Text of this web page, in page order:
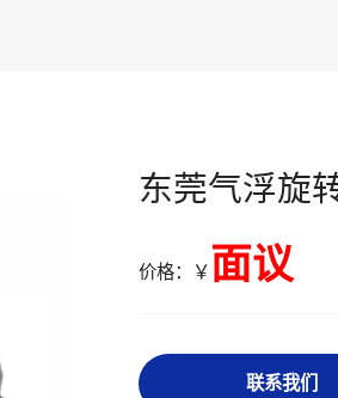
东莞气浮旋
价格：￥ 面议
联系我们